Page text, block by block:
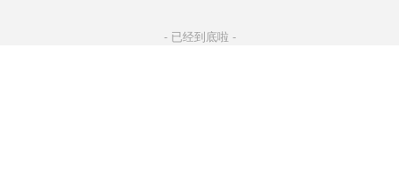
- 已经到底啦 -